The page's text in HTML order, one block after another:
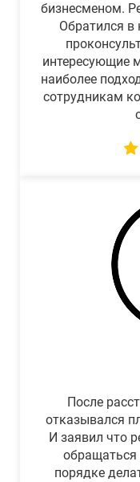
бизнесменом.
Обратился в
интересующие
наиболее
сотрудникам
После
отказывался
И заявил что
обращаться
порядке